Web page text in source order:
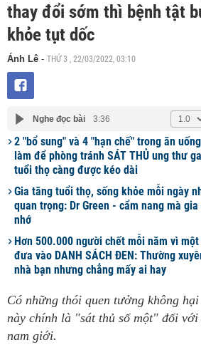
thay đổi sớm thì bệnh tật
khỏe tụt dốc
Ánh Lê - THỨ 3 , 22/03/2022, 03:10
Nghe đọc bài 3:36
2 "bổ sung" và 4 "hạn chế" trong ăn
làm để phòng tránh SÁT THỦ ung thư
tuổi thọ càng được kéo dài
Gia tăng tuổi thọ, sống khỏe mỗi ngày
quan trọng: Dr Green - cẩm nang mà
nhớ
Hơn 500.000 người chết mỗi năm vì
đưa vào DANH SÁCH ĐEN: Thường
nhà bạn nhưng chẳng mấy ai hay
Có những thói quen tưởng không
này chính là "sát thủ số một" đối
nam giới.